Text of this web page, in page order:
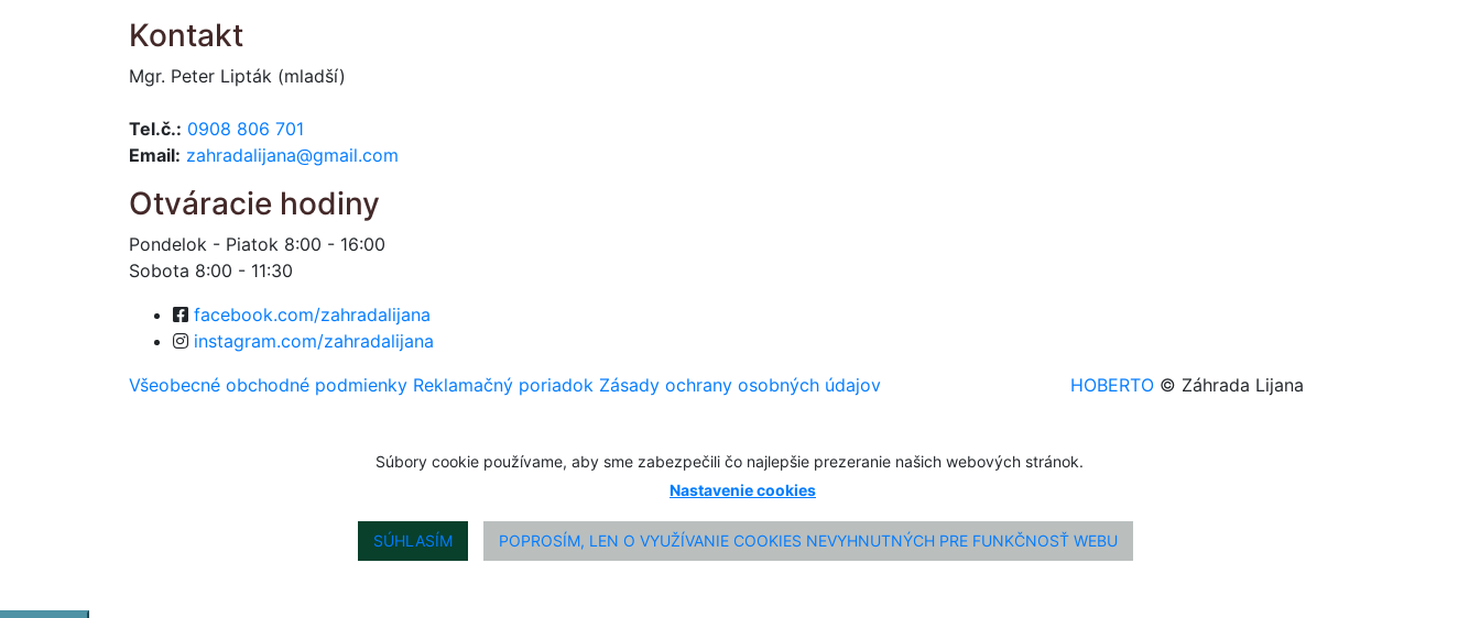
Kontakt
Mgr. Peter Lipták (mladší)
Tel.č.: 0908 806 701
Email: zahradalijana@gmail.com
Otváracie hodiny
Pondelok - Piatok 8:00 - 16:00
Sobota 8:00 - 11:30
facebook.com/zahradalijana
instagram.com/zahradalijana
Všeobecné obchodné podmienky Reklamačný poriadok Zásady ochrany osobných údajov HOBERTO © Záhrada Lijana
Súbory cookie používame, aby sme zabezpečili čo najlepšie prezeranie našich webových stránok.
Nastavenie cookies
SÚHLASÍM POPROSÍM, LEN O VYUŽÍVANIE COOKIES NEVYHNUTNÝCH PRE FUNKČNOSŤ WEBU